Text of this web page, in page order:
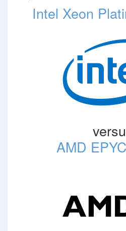
Intel Xeon
AMD